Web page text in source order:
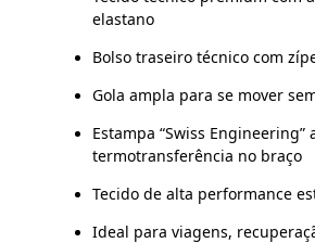
elastano
Bolso traseiro técnico com
Gola ampla para se mover
Estampa “Swiss Engineering”
termotransferência no braço
Tecido de alta performance
Ideal para viagens,